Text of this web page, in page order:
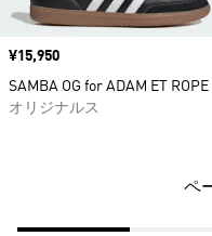
価格
¥15,950
SAMBA OG for ADAM ET ROPE
オリジナルス
ペ